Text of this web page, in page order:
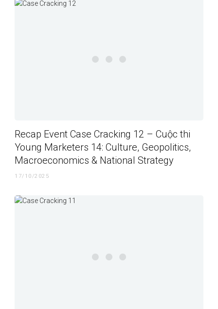
Recap Event Case Cracking 12 – Cuộc thi
Young Marketers 14: Culture, Geopolitics,
Macroeconomics & National Strategy
17/10/2025